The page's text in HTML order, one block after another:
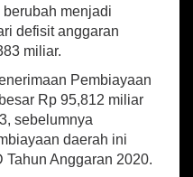
berubah menjadi
defisit anggaran
miliar.
Pembiayaan
Rp 95,812 miliar
sebelumnya
daerah ini
Tahun Anggaran 2020.